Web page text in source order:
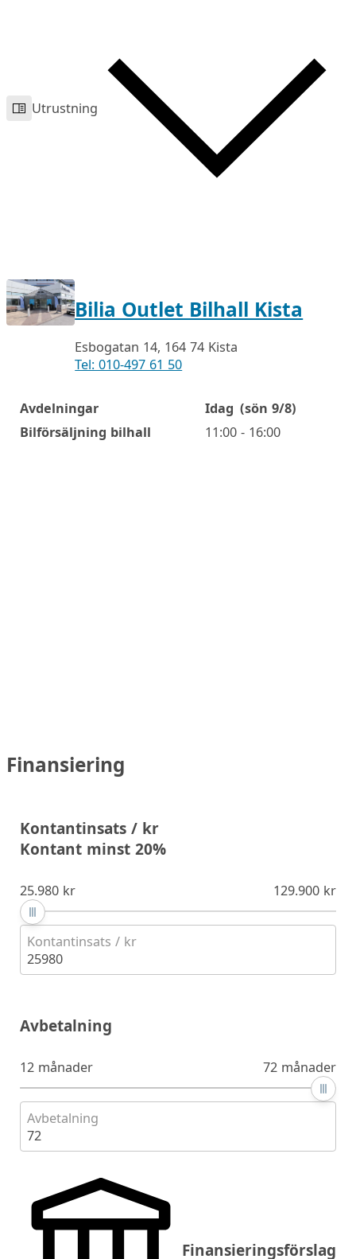
Utrustning
Bilia Outlet Bilhall Kista
Esbogatan 14, 164 74 Kista
Tel: 010-497 61 50
Öppettider
Avdelningar Idag (sön 9/8)
Bilförsäljning bilhall
11:00 - 16:00
Finansiering
Kontantinsats / kr
Kontant minst 20%
25.980 kr 129.900 kr
Kontantinsats / kr
25980
Avbetalning
12 månader 72 månader
Avbetalning
72
Finansieringsförslag